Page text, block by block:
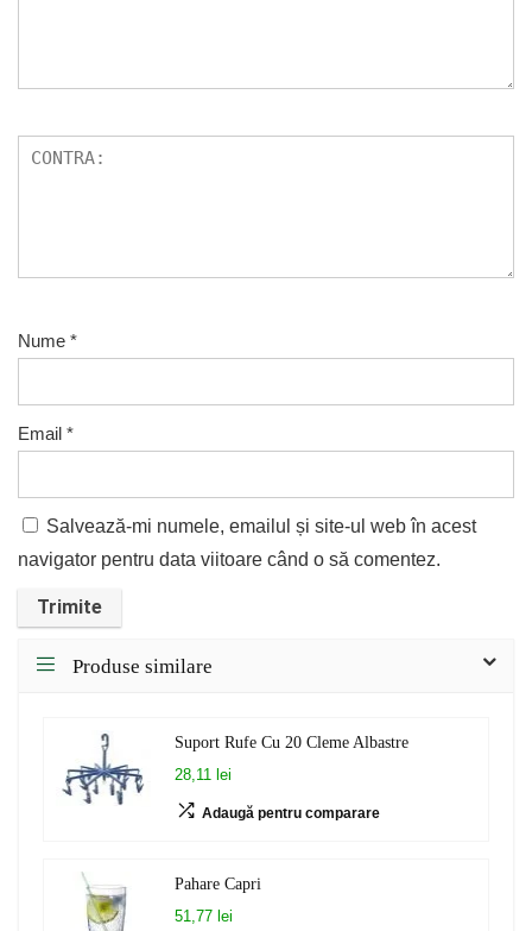
Nume *
Email *
Salvează-mi numele, emailul și site-ul web în acest
navigator pentru data viitoare când o să comentez.
Produse similare
Suport Rufe Cu 20 Cleme Albastre
28,11 lei
Adaugă pentru comparare
Pahare Capri
51,77 lei